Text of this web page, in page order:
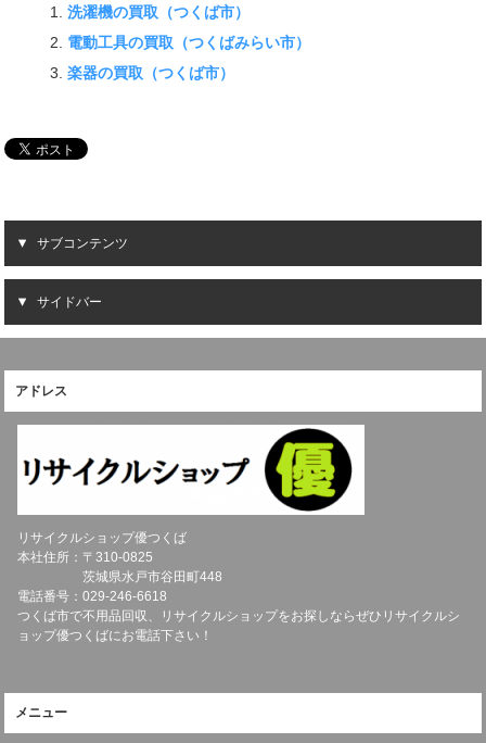
洗濯機の買取（つくば市）
電動工具の買取（つくばみらい市）
楽器の買取（つくば市）
サブコンテンツ
サイドバー
アドレス
リサイクルショップ優つくば
本社住所：〒310-0825
茨城県水戸市谷田町448
電話番号：029-246-6618
つくば市で不用品回収、リサイクルショップをお探しならぜひリサイクルシ
ョップ優つくばにお電話下さい！
メニュー